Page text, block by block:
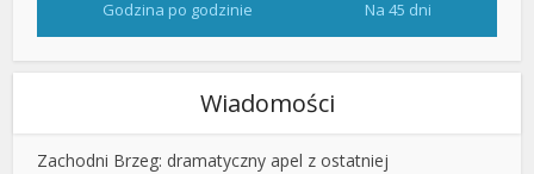
Godzina po godzinie Na 45 dni
Wiadomości
Zachodni Brzeg: dramatyczny apel z ostatniej